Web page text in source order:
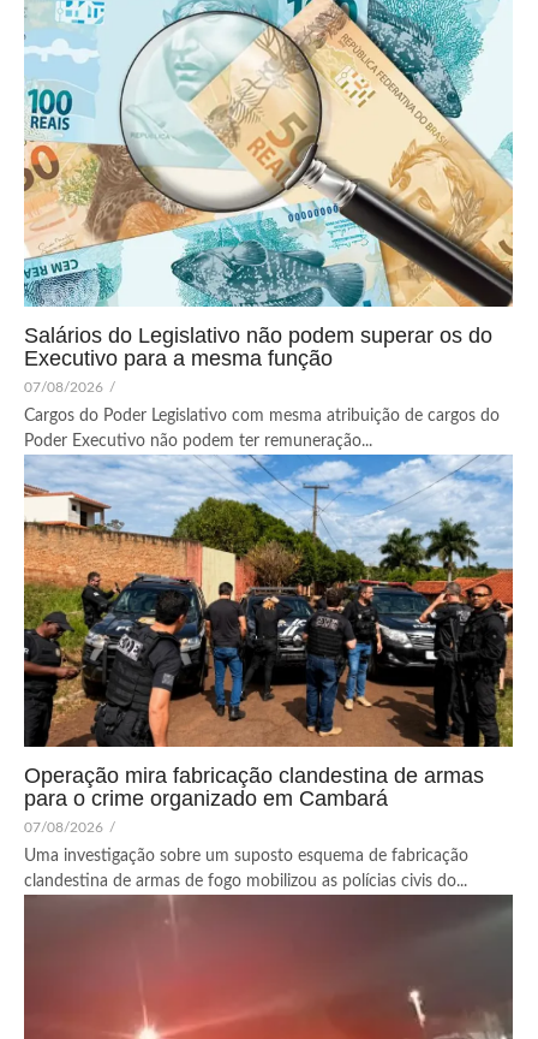
Salários do Legislativo não podem superar os do
Executivo para a mesma função
07/08/2026 /
Cargos do Poder Legislativo com mesma atribuição de cargos do
Poder Executivo não podem ter remuneração...
Operação mira fabricação clandestina de armas
para o crime organizado em Cambará
07/08/2026 /
Uma investigação sobre um suposto esquema de fabricação
clandestina de armas de fogo mobilizou as polícias civis do...